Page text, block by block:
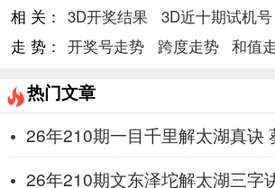
相 关： 3D开奖结果 3D近十期试机号
走 势： 开奖号走势 跨度走势 和值
热门文章
26年210期一目千里解太湖真诀
26年210期文东泽坨解太湖三字